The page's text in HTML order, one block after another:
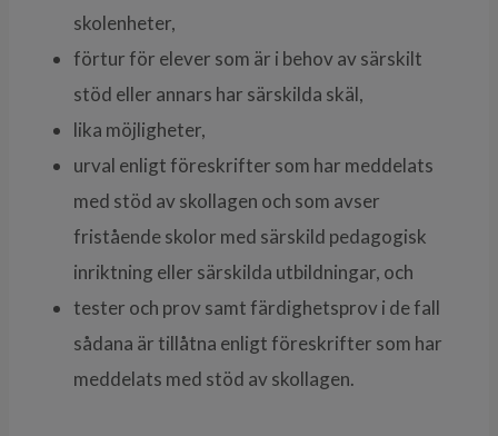
skolenheter,
förtur för elever som är i behov av särskilt
stöd eller annars har särskilda skäl,
lika möjligheter,
urval enligt föreskrifter som har meddelats
med stöd av skollagen och som avser
fristående skolor med särskild pedagogisk
inriktning eller särskilda utbildningar, och
tester och prov samt färdighetsprov i de fall
sådana är tillåtna enligt föreskrifter som har
meddelats med stöd av skollagen.